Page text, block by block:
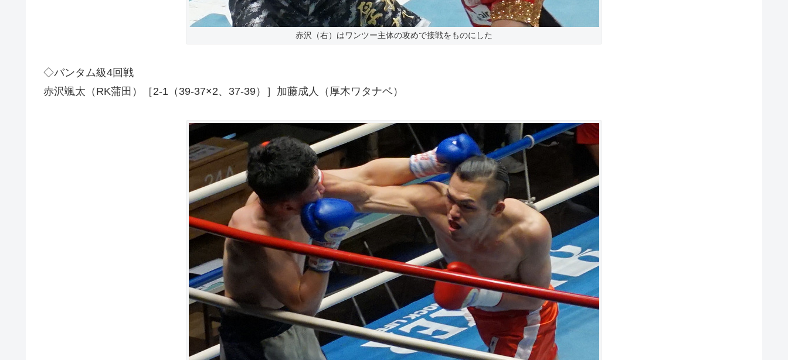
赤沢（右）はワンツー主体の攻めで接戦をものにした
◇バンタム級4回戦
赤沢颯太（RK蒲田）［2-1（39-37×2、37-39）］加藤成人（厚木ワタナベ）